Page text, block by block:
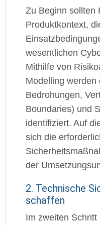
Zu Beginn sollten
Produktkontext,
wesentlichen
Mithilfe von
Modelling werden
Bedrohungen,
Boundaries) und
identifiziert. Auf
sich die
der
2. Technische
schaffen
Im zweiten